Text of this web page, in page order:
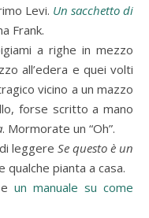
Levi. Un sacchetto di
Frank.
a righe in mezzo
all’edera e quei volti
vicino a un mazzo
forse scritto a mano
. Mormorate un “Oh”.
leggere Se questo è un
pianta a casa.
eun manuale su come